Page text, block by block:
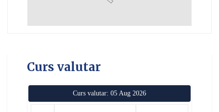
Curs valutar
Curs valutar: 05 Aug 2026